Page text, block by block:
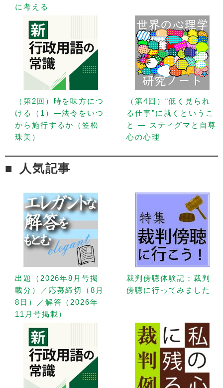
に考える
（第2回）時を味方につ
ける（1）—法令をいつ
から施行するか（笠松
珠美）
（第4回）“低く見られ
る仕事”に就くというこ
と — スティグマと自尊
心の心理
人気記事
出題（2026年8月号掲
載分）／応募締切（8月
8日）／解答（2026年
11月号掲載）
裁判傍聴体験記：裁判
傍聴に行ってみました